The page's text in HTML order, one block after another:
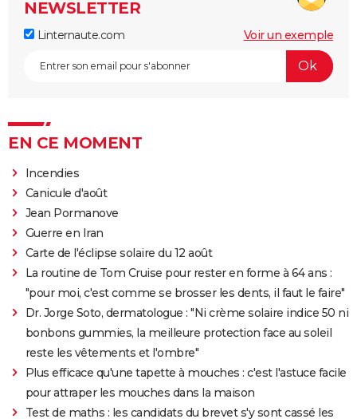
NEWSLETTER
Linternaute.com Voir un exemple
EN CE MOMENT
Incendies
Canicule d'août
Jean Pormanove
Guerre en Iran
Carte de l'éclipse solaire du 12 août
La routine de Tom Cruise pour rester en forme à 64 ans :
"pour moi, c'est comme se brosser les dents, il faut le faire"
Dr. Jorge Soto, dermatologue : "Ni crème solaire indice 50 ni
bonbons gummies, la meilleure protection face au soleil
reste les vêtements et l'ombre"
Plus efficace qu'une tapette à mouches : c'est l'astuce facile
pour attraper les mouches dans la maison
Test de maths : les candidats du brevet s'y sont cassé les